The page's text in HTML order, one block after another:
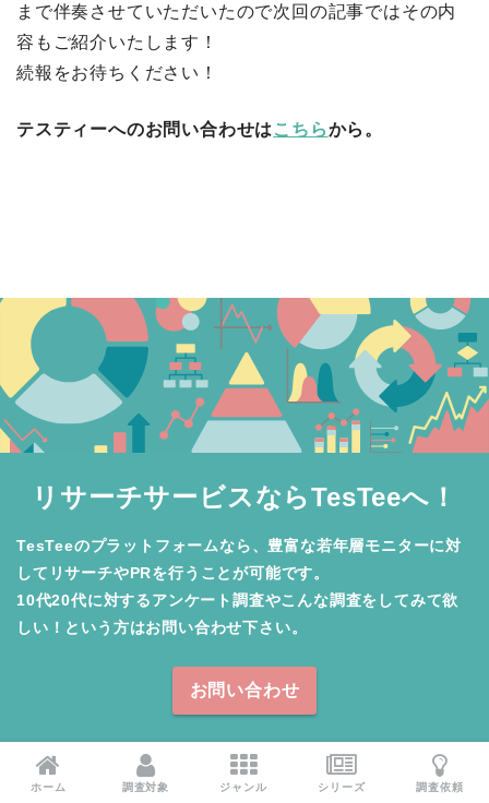
まで伴奏させていただいたので次回の記事ではその内
容もご紹介いたします！
続報をお待ちください！
テスティーへのお問い合わせは こちらから。
リサーチサービスならTesTeeへ！
TesTeeのプラットフォームなら、豊富な若年層モニターに対
してリサーチやPRを行うことが可能です。
10代20代に対するアンケート調査やこんな調査をしてみて欲
しい！という方はお問い合わせ下さい。
お問い合わせ
ホーム 調査対象 ジャンル シリーズ 調査依頼